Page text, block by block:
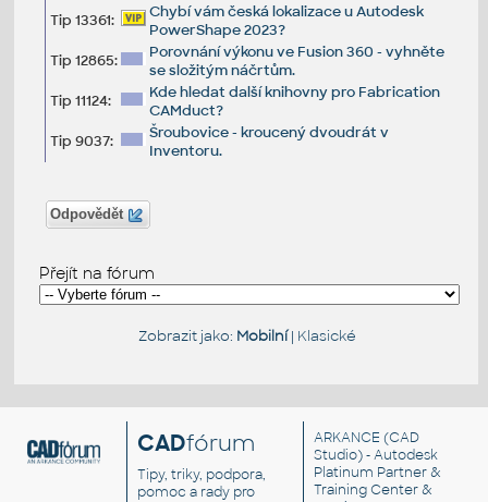
Tip 13361:
Chybí vám česká lokalizace u Autodesk
PowerShape 2023?
Tip 12865:
Porovnání výkonu ve Fusion 360 - vyhněte
se složitým náčrtům.
Tip 11124:
Kde hledat další knihovny pro Fabrication
CAMduct?
Tip 9037:
Šroubovice - kroucený dvoudrát v
Inventoru.
Odpovědět
Přejít na fórum
Zobrazit jako: Mobilní| Klasické
CADfórum
Tipy, triky, podpora,
pomoc a rady pro
ARKANCE (CAD
Studio) - Autodesk
Platinum Partner &
Training Center &